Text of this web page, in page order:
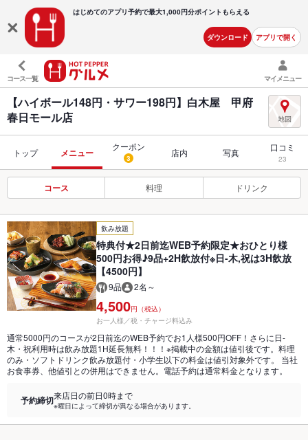
はじめてのアプリ予約で最大1,000円分ポイントもらえる
ダウンロード アプリで開く
コース一覧 マイメニュー
【ハイボール148円・サワー198円】白木屋 甲府
春日モール店
トップ メニュー
クーポン
3 店内 写真 口コミ
23
コース 料理 ドリンク
飲み放題
特典付★2日前迄WEB予約限定★おひとり様
500円お得♪9品+2H飲放付※日-木,祝は3H飲放
【4500円】
9品 2名～
4,500円（税込）
お一人様／税・チャージ料込み
通常5000円のコースが2日前迄のWEB予約でお1人様500円OFF！さらに日-
木・祝利用時は飲み放題1H延長無料！！！※掲載中の金額は値引後です。料理
のみ・ソフトドリンク飲み放題付・小学生以下の料金は値引対象外です。 当社
お食事券、他値引との併用はできません。電話予約は通常料金となります。
予約締切来店日の前日0時まで
※曜日によって締切が異なる場合があります。